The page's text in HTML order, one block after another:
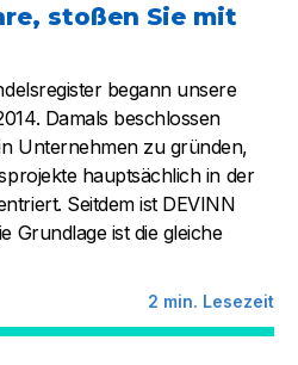
stoßen Sie mit
begann unsere
Damals beschlossen
Unternehmen zu gründen,
hauptsächlich in der
Seitdem ist DEVINN
Grundlage ist die gleiche
2 min. Lesezeit